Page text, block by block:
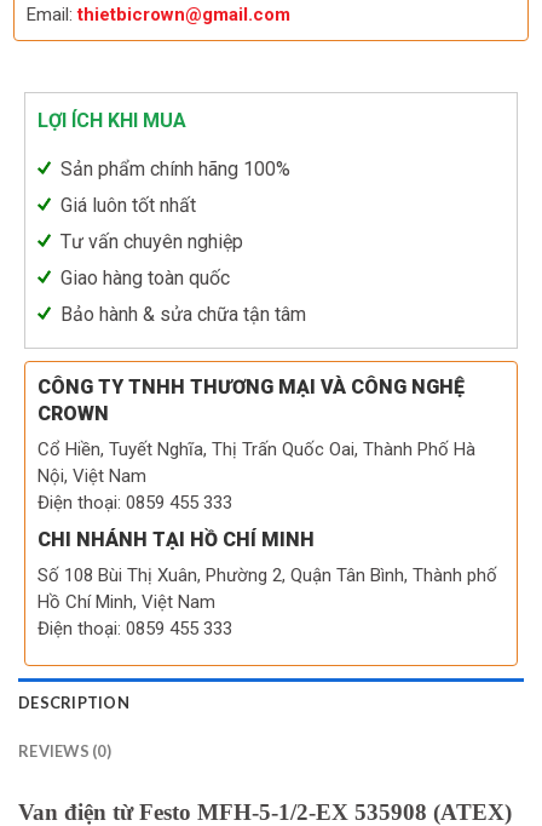
Email:thietbicrown@gmail.com
LỢI ÍCH KHI MUA
Sản phẩm chính hãng 100%
Giá luôn tốt nhất
Tư vấn chuyên nghiệp
Giao hàng toàn quốc
Bảo hành & sửa chữa tận tâm
CÔNG TY TNHH THƯƠNG MẠI VÀ CÔNG NGHỆ
CROWN
Cổ Hiền, Tuyết Nghĩa, Thị Trấn Quốc Oai, Thành Phố Hà
Nội, Việt Nam
Điện thoại: 0859 455 333
CHI NHÁNH TẠI HỒ CHÍ MINH
Số 108 Bùi Thị Xuân, Phường 2, Quận Tân Bình, Thành phố
Hồ Chí Minh, Việt Nam
Điện thoại: 0859 455 333
DESCRIPTION
REVIEWS (0)
Van điện từ Festo MFH-5-1/2-EX 535908 (ATEX)